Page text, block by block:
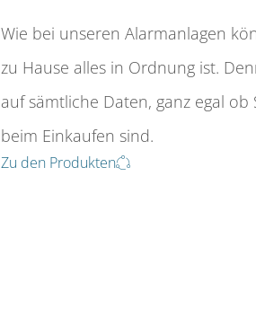
Wie bei unseren Alarma­nlagen
zu Hause alles in Ordnung ist.
auf sämtliche Daten, ganz egal
beim Einkaufen sind.
Zu den Produkten